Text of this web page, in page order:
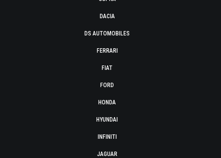
DACIA
DS AUTOMOBILES
FERRARI
FIAT
FORD
HONDA
HYUNDAI
INFINITI
JAGUAR